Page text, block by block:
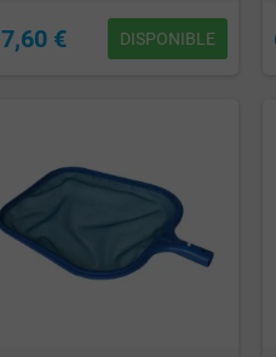
7,60 € DISPONIBLE